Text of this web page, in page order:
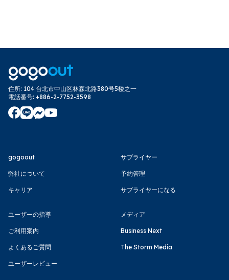
住所: 104 台北市中山区林森北路380号5楼之一
電話番号: +886-2-7752-3598
gogoout
弊社について
キャリア
サプライヤー
予約管理
サプライヤーになる
ユーザーの指導
ご利用案内
よくあるご質問
ユーザーレビュー
メディア
Business Next
The Storm Media